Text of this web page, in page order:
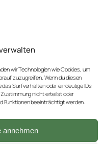
wir Technologien wie Cookies, um
zuzugreifen. Wenn du diesen
Surfverhalten oder eindeutige IDs
nicht erteilst oder
Funktionen beeinträchtigt werden.
annehmen